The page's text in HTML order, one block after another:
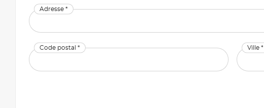
Adresse *
Code postal * Ville *